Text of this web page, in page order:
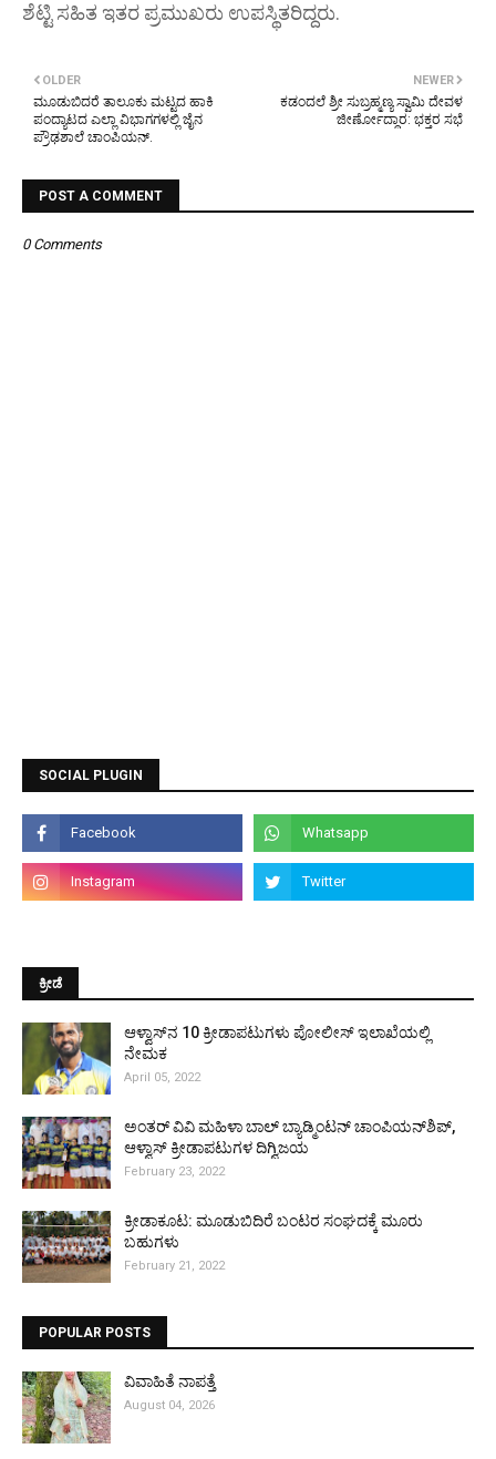
ಶೆಟ್ಟಿ ಸಹಿತ ಇತರ ಪ್ರಮುಖರು ಉಪಸ್ಥಿತರಿದ್ದರು.
NEWER
ಕಡಂದಲೆ ಶ್ರೀ ಸುಬ್ರಹ್ಮಣ್ಯ ಸ್ವಾಮಿ ದೇವಳ
ಜೀರ್ಣೋದ್ಧಾರ: ಭಕ್ತರ ಸಭೆ
OLDER
ಮೂಡುಬಿದರೆ ತಾಲೂಕು ಮಟ್ಟದ ಹಾಕಿ
ಪಂದ್ಯಾಟದ ಎಲ್ಲಾ ವಿಭಾಗಗಳಲ್ಲಿ ಜೈನ
ಪ್ರೌಢಶಾಲೆ ಚಾಂಪಿಯನ್.
POST A COMMENT
0 Comments
SOCIAL PLUGIN
ಕ್ರೀಡೆ
ಆಳ್ವಾಸ್‌ನ 10 ಕ್ರೀಡಾಪಟುಗಳು ಪೋಲೀಸ್ ಇಲಾಖೆಯಲ್ಲಿ
ನೇಮಕ
April 05, 2022
ಅಂತರ್ ವಿವಿ ಮಹಿಳಾ ಬಾಲ್ ಬ್ಯಾಡ್ಮಿಂಟನ್ ಚಾಂಪಿಯನ್‌ಶಿಪ್,
ಆಳ್ವಾಸ್ ಕ್ರೀಡಾಪಟುಗಳ ದಿಗ್ವಿಜಯ
February 23, 2022
ಕ್ರೀಡಾಕೂಟ: ಮೂಡುಬಿದಿರೆ ಬಂಟರ ಸಂಘದಕ್ಕೆ ಮೂರು
ಬಹುಗಳು
February 21, 2022
POPULAR POSTS
ವಿವಾಹಿತೆ ನಾಪತ್ತೆ
August 04, 2026